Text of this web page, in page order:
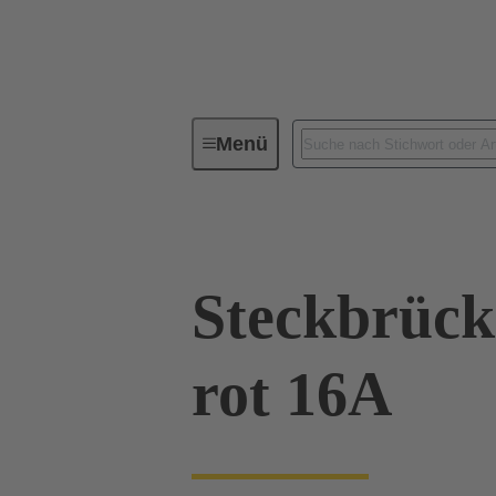
MenüIndustrie-Steckverbinder / Han®
rot 16A